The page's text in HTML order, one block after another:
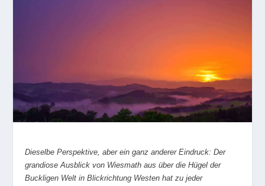
Dieselbe Perspektive, aber ein ganz anderer Eindruck: Der
grandiose Ausblick von Wiesmath aus über die Hügel der
Buckligen Welt in Blickrichtung Westen hat zu jeder